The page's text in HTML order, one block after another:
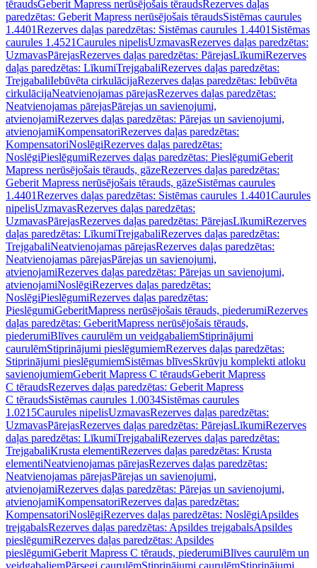
tēraudsGeberit Mapress nerūsējošais tēraudsRezerves daļas
paredzētas: Geberit Mapress nerūsējošais tēraudsSistēmas caurules
1.4401Rezerves daļas paredzētas: Sistēmas caurules 1.4401 Sistēmas
caurules 1.4521Caurules nipelisUzmavasRezerves daļas paredzētas:
UzmavasPārejasRezerves daļas paredzētas: PārejasLīkumiRezerves
daļas paredzētas: LīkumiTrejgabaliRezerves daļas paredzētas:
TrejgabaliIebūvēta cirkulācijaRezerves daļas paredzētas: Iebūvēta
cirkulācijaNeatvienojamas pārejasRezerves daļas paredzētas:
Neatvienojamas pārejasPārejas un savienojumi,
atvienojamiRezerves daļas paredzētas: Pārejas un savienojumi,
atvienojamiKompensatoriRezerves daļas paredzētas:
KompensatoriNoslēgiRezerves daļas paredzētas:
NoslēgiPieslēgumiRezerves daļas paredzētas: PieslēgumiGeberit
Mapress nerūsējošais tērauds, gāzeRezerves daļas paredzētas:
Geberit Mapress nerūsējošais tērauds, gāzeSistēmas caurules
1.4401Rezerves daļas paredzētas: Sistēmas caurules 1.4401Caurules
nipelisUzmavasRezerves daļas paredzētas:
UzmavasPārejasRezerves daļas paredzētas: PārejasLīkumiRezerves
daļas paredzētas: LīkumiTrejgabaliRezerves daļas paredzētas:
TrejgabaliNeatvienojamas pārejasRezerves daļas paredzētas:
Neatvienojamas pārejasPārejas un savienojumi,
atvienojamiRezerves daļas paredzētas: Pārejas un savienojumi,
atvienojamiNoslēgiRezerves daļas paredzētas:
NoslēgiPieslēgumiRezerves daļas paredzētas:
PieslēgumiGeberitMapress nerūsējošais tērauds, piederumiRezerves
daļas paredzētas: GeberitMapress nerūsējošais tērauds,
piederumiBlīves caurulēm un veidgabaliemStiprinājumi
caurulēmStiprinājumi pieslēgumiemRezerves daļas paredzētas:
Stiprinājumi pieslēgumiemSistēmas blīvesSkrūvju komplekti atloku
savienojumiemGeberit Mapress C tēraudsGeberit Mapress
C tēraudsRezerves daļas paredzētas: Geberit Mapress
C tēraudsSistēmas caurules 1.0034Sistēmas caurules
1.0215Caurules nipelisUzmavasRezerves daļas paredzētas:
UzmavasPārejasRezerves daļas paredzētas: PārejasLīkumiRezerves
daļas paredzētas: LīkumiTrejgabaliRezerves daļas paredzētas:
TrejgabaliKrusta elementiRezerves daļas paredzētas: Krusta
elementiNeatvienojamas pārejasRezerves daļas paredzētas:
Neatvienojamas pārejasPārejas un savienojumi,
atvienojamiRezerves daļas paredzētas: Pārejas un savienojumi,
atvienojamiKompensatoriRezerves daļas paredzētas:
KompensatoriNoslēgiRezerves daļas paredzētas: NoslēgiApsildes
trejgabalsRezerves daļas paredzētas: Apsildes trejgabalsApsildes
pieslēgumiRezerves daļas paredzētas: Apsildes
pieslēgumiGeberit Mapress C tērauds, piederumiBlīves caurulēm un
veidgabaliemPārsegi caurulēmStiprinājumi caurulēmStiprinājumi